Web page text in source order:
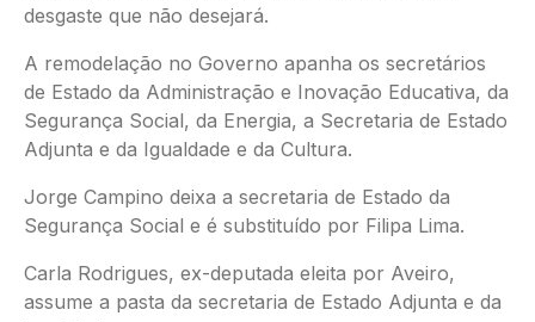
desgaste que não desejará.
A remodelação no Governo apanha os secretários
de Estado da Administração e Inovação Educativa, da
Segurança Social, da Energia, a Secretaria de Estado
Adjunta e da Igualdade e da Cultura.
Jorge Campino deixa a secretaria de Estado da
Segurança Social e é substituído por Filipa Lima.
Carla Rodrigues, ex-deputada eleita por Aveiro,
assume a pasta da secretaria de Estado Adjunta e da